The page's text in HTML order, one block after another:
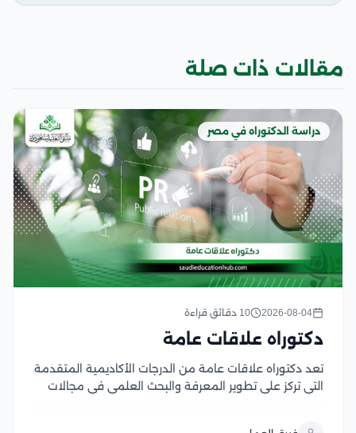
مقالات ذات صلة
دراسة الدكتوراه في مصر
2026-08-04 10 دقائق قراءة
دكتوراه علاقات عامة
تعد دكتوراه علاقات عامة من الدرجات الأكاديمية المتقدمة
التي تركز على تطوير المعرفة والبحث العلمي في مجالات